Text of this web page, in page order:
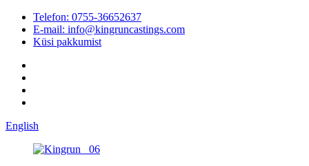
Telefon: 0755-36652637
E-mail: info@kingruncastings.com
Küsi pakkumist
English